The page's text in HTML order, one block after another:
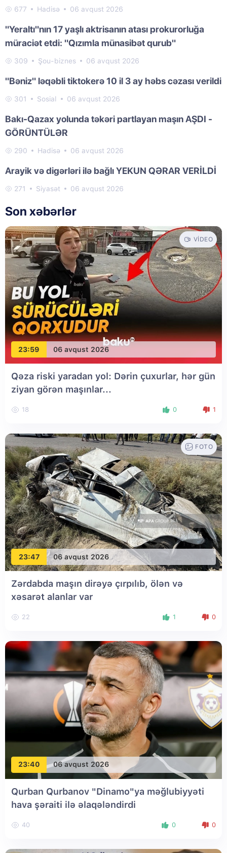
677 Hadisə 06 avqust 2026
"Yeraltı"nın 17 yaşlı aktrisanın atası prokurorluğa
müraciət etdi: "Qızımla münasibət qurub"
309 Şou-biznes 06 avqust 2026
"Bəniz" ləqəbli tiktokerə 10 il 3 ay həbs cəzası verildi
301 Sosial 06 avqust 2026
Bakı-Qazax yolunda təkəri partlayan maşın AŞDI -
GÖRÜNTÜLƏR
290 Hadisə 06 avqust 2026
Arayik və digərləri ilə bağlı YEKUN QƏRAR VERİLDİ
271 Siyasət 06 avqust 2026
Son xəbərlər
23:59 06 avqust 2026
VIDEO
Qəza riski yaradan yol: Dərin çuxurlar, hər gün
ziyan görən maşınlar...
18 0 1
23:47 06 avqust 2026
FOTO
Zərdabda maşın dirəyə çırpılıb, ölən və
xəsarət alanlar var
22 1 0
23:40 06 avqust 2026
Qurban Qurbanov "Dinamo"ya məğlubiyyəti
hava şəraiti ilə əlaqələndirdi
40 0 0